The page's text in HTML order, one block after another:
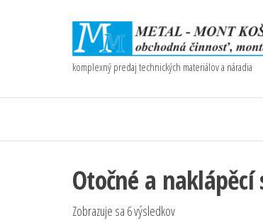
komplexný predaj technických materiálov a náradia
Otočné a naklápěcí
Zobrazuje sa 6 výsledkov